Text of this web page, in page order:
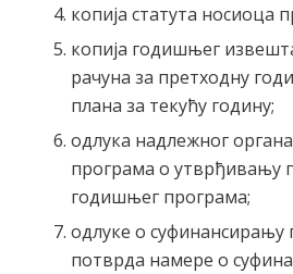
копија статута носиоца
копија годишњег
рачуна за претходну
плана за текућу годину;
одлука надлежног
програма о утврђивању
годишњег програма;
одлуке о суфинансирању
потврда намере о